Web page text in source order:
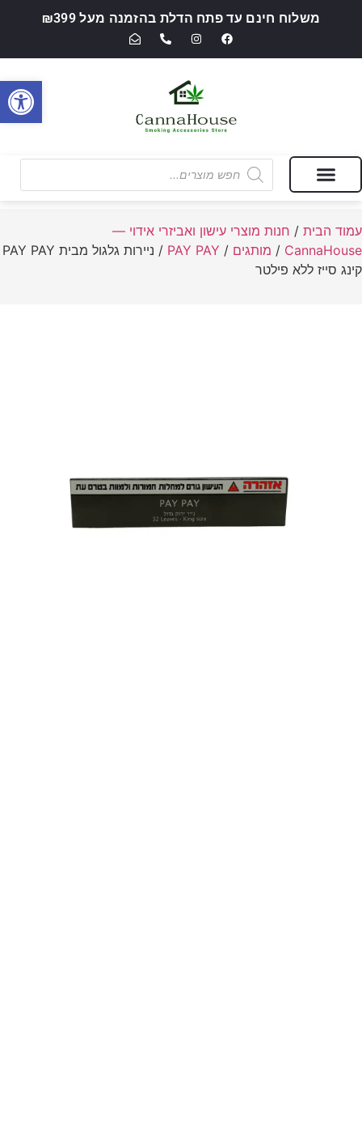
משלוח חינם עד פתח הדלת בהזמנה מעל ₪399
עמוד הבית / חנות מוצרי עישון ואביזרי אידוי —
CannaHouse
/ מותגים /
PAY PAY
/ ניירות גלגול מבית PAY PAY
קינג סייז ללא פילטר
פתח